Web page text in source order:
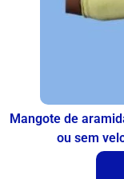
Mangote de
ou sem